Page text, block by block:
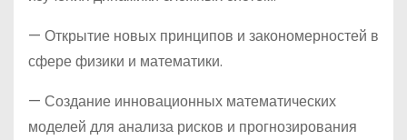
— Открытие новых принципов и закономерностей в
сфере физики и математики.
— Создание инновационных математических
моделей для анализа рисков и прогнозирования